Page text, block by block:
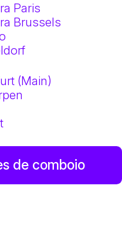
Paris
Brussels
(Main)
de comboio